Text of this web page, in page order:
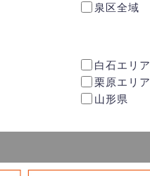
泉区全域
白石エリア
栗原エリア
山形県